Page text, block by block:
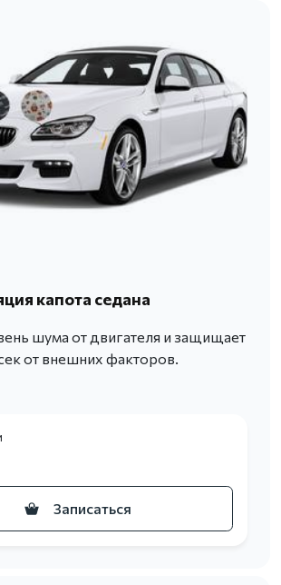
капота седана
шума от двигателя и защищает
от внешних факторов.
Записаться